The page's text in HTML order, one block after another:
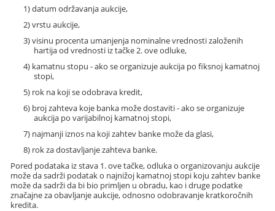
1) datum održavanja aukcije,
2) vrstu aukcije,
3) visinu procenta umanjenja nominalne vrednosti založenih
hartija od vrednosti iz tačke 2. ove odluke,
4) kamatnu stopu - ako se organizuje aukcija po fiksnoj kamatnoj
stopi,
5) rok na koji se odobrava kredit,
6) broj zahteva koje banka može dostaviti - ako se organizuje
aukcija po varijabilnoj kamatnoj stopi,
7) najmanji iznos na koji zahtev banke može da glasi,
8) rok za dostavljanje zahteva banke.
Pored podataka iz stava 1. ove tačke, odluka o organizovanju aukcije
može da sadrži podatak o najnižoj kamatnoj stopi koju zahtev banke
može da sadrži da bi bio primljen u obradu, kao i druge podatke
značajne za obavljanje aukcije, odnosno odobravanje kratkoročnih
kredita.